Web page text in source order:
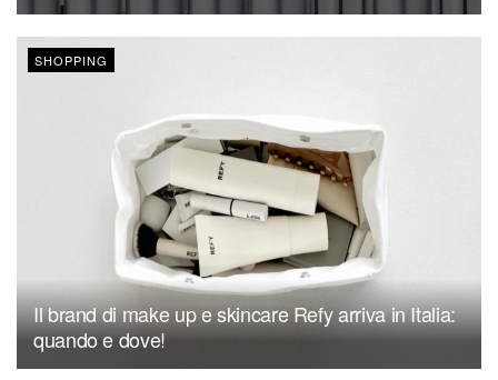
SHOPPING
Il brand di make up e skincare Refy arriva in Italia:
quando e dove!